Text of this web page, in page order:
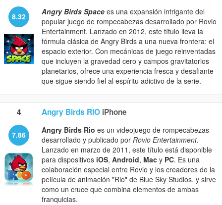
8.32 Angry Birds Space es una expansión intrigante del
popular juego de rompecabezas desarrollado por Rovio
Entertainment. Lanzado en 2012, este título lleva la
fórmula clásica de Angry Birds a una nueva frontera: el
espacio exterior. Con mecánicas de juego reinventadas
que incluyen la gravedad cero y campos gravitatorios
planetarios, ofrece una experiencia fresca y desafiante
que sigue siendo fiel al espíritu adictivo de la serie.
4 Angry Birds RIO iPhone
7.86 Angry Birds Rio es un videojuego de rompecabezas
desarrollado y publicado por Rovio Entertainment.
Lanzado en marzo de 2011, este título está disponible
para dispositivos iOS, Android, Mac y PC. Es una
colaboración especial entre Rovio y los creadores de la
película de animación "Rio" de Blue Sky Studios, y sirve
como un cruce que combina elementos de ambas
franquicias.